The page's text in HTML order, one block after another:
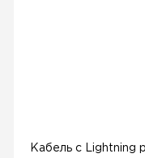
Кабель с Lightning